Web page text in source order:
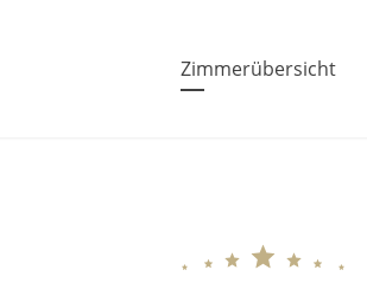
in Lauf an der Pegnitz
Zimmerübersicht